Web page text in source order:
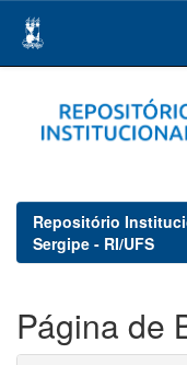
navigation
Repositório
Sergipe - RI/UFS
Página de